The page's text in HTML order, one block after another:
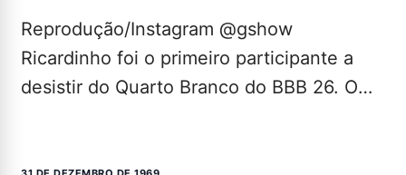
Reprodução/Instagram @gshow
Ricardinho foi o primeiro participante a
desistir do Quarto Branco do BBB 26. O